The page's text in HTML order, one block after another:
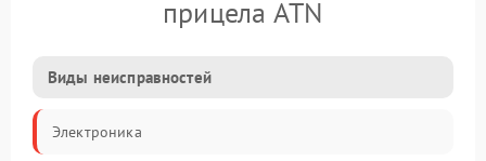
прицела ATN
Виды неисправностей
Электроника